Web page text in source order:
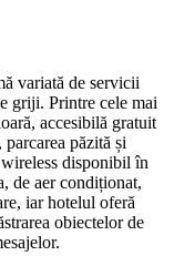
variată de servicii
griji. Printre cele mai
accesibilă gratuit
păzită și
disponibil în
de aer condiționat,
iar hotelul oferă
obiectelor de